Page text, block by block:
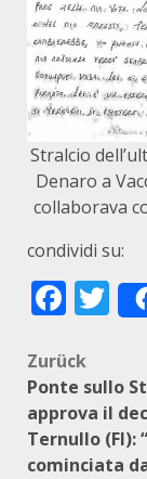
Stralcio
Denaro a
collaborava
condividi su:
Zurück
Ponte sullo
approva il
Ternullo (FI):
cominciata